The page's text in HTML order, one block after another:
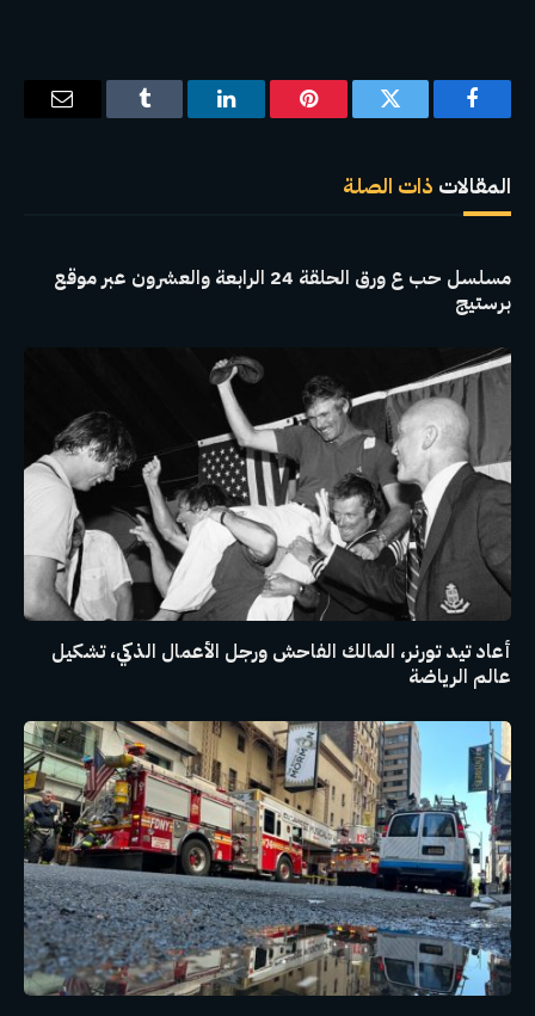
فيسبوك تويتر بينتيريستلينكدإن Tumblr
البريد
المقالات ذات الصلة
مسلسل حب ع ورق الحلقة 24 الرابعة والعشرون عبر موقع
برستيج
أعاد تيد تورنر، المالك الفاحش ورجل الأعمال الذكي، تشكيل
عالم الرياضة